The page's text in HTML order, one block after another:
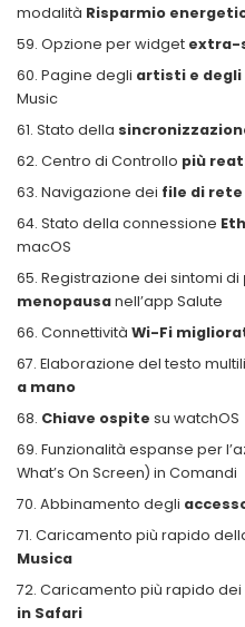
modalità Risparmio
Opzione per widget extra-
Pagine degli artisti e
Music
Stato della
Centro di Controllo più
Navigazione dei file di rete
Stato della connessione
macOS
Registrazione dei sintomi di
menopausanell’app Salute
Connettività Wi-Fi
Elaborazione del testo
a mano
Chiave ospite su watchOS
Funzionalità espanse per
What’s On Screen) in Comandi
Abbinamento degli
Caricamento più rapido
Musica
Caricamento più rapido
in Safari